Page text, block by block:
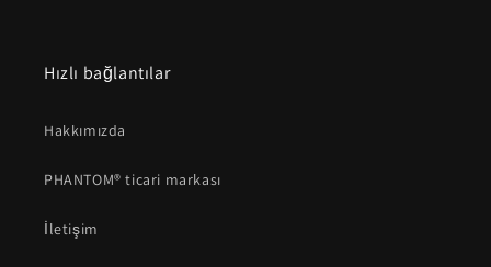
Hızlı bağlantılar
Hakkımızda
PHANTOM® ticari markası
İletişim